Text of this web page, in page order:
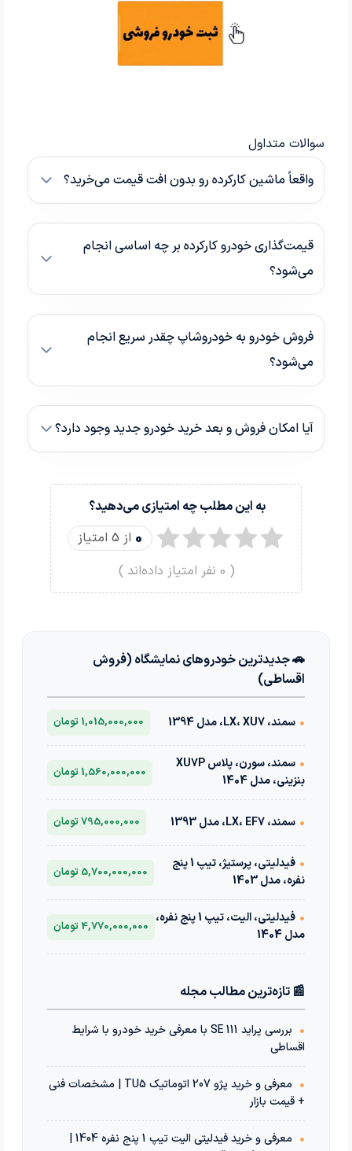
سوالات متداول
واقعاً ماشین کارکرده رو بدون افت قیمت می‌خرید؟
قیمت‌گذاری خودرو کارکرده بر چه اساسی انجام
می‌شود؟
فروش خودرو به خودروشاپ چقدر سریع انجام
می‌شود؟
آیا امکان فروش و بعد خرید خودرو جدید وجود دارد؟
به این مطلب چه امتیازی می‌دهید؟
0 از 5 امتیاز
(
0 نفر امتیاز داده‌اند )
🚗 جدیدترین خودروهای نمایشگاه (فروش
اقساطی)
• سمند، LX، XU7، مدل 1394 1,015,000,000 تومان
•
سمند، سورن، پلاس XU7P
بنزینی، مدل 1404
1,560,000,000 تومان
• سمند، LX، EF7، مدل 1393 795,000,000 تومان
•
فیدلیتی، پرستیژ، تیپ 1 پنج
نفره، مدل 1403
5,700,000,000 تومان
•
فیدلیتی، الیت، تیپ 1 پنج نفره،
مدل 1404
4,770,000,000 تومان
📰 تازه‌ترین مطالب مجله
•
بررسی پراید 111 SE با معرفی خرید خودرو با شرایط
اقساطی
•
معرفی و خرید پژو 207 اتوماتیک TU5 | مشخصات فنی
+ قیمت بازار
•
معرفی و خرید فیدلیتی الیت تیپ 1 پنج نفره 1404 |